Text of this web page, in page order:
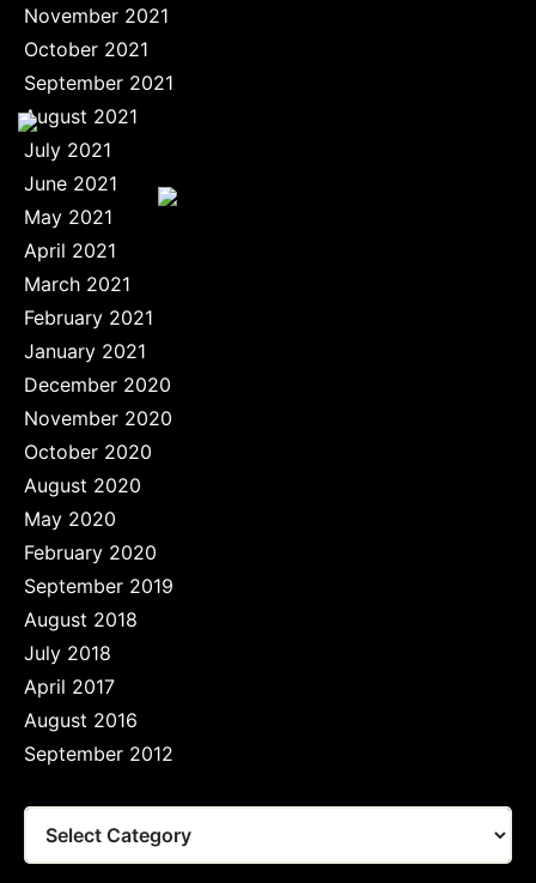
November 2021
October 2021
September 2021
August 2021
July 2021
June 2021
May 2021
April 2021
March 2021
February 2021
January 2021
December 2020
November 2020
October 2020
August 2020
May 2020
February 2020
September 2019
August 2018
July 2018
April 2017
August 2016
September 2012